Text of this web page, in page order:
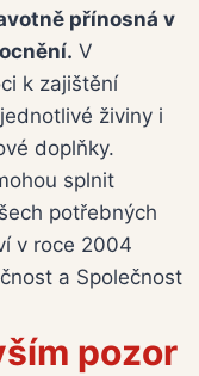
přínosná v
V
k zajištění
živiny i
doplňky.
splnit
potřebných
v roce 2004
a Společnost
pozor